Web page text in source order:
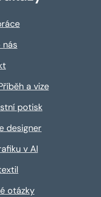
nás
a vize
potisk
designer
v AI
otázky